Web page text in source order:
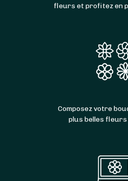
fleurs et profitez en
Composez votre
plus belles